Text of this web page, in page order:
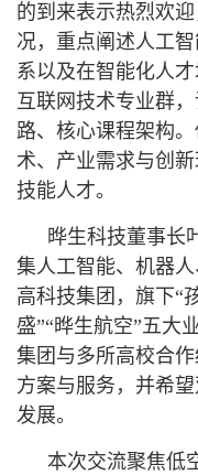
的到来表示热烈欢
况，重点阐述人工
系以及在智能化人
互联网技术专业群
路、核心课程架构
术、产业需求与创
技能人才。
晔生科技董事长
集人工智能、机器
高科技集团，旗下“
盛”“晔生航空”五大
集团与多所高校合
方案与服务，并希
发展。
本次交流聚焦低